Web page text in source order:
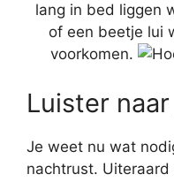
lang in bed liggen
of een beetje lui
voorkomen.
Luister
Je weet nu wat
nachtrust.